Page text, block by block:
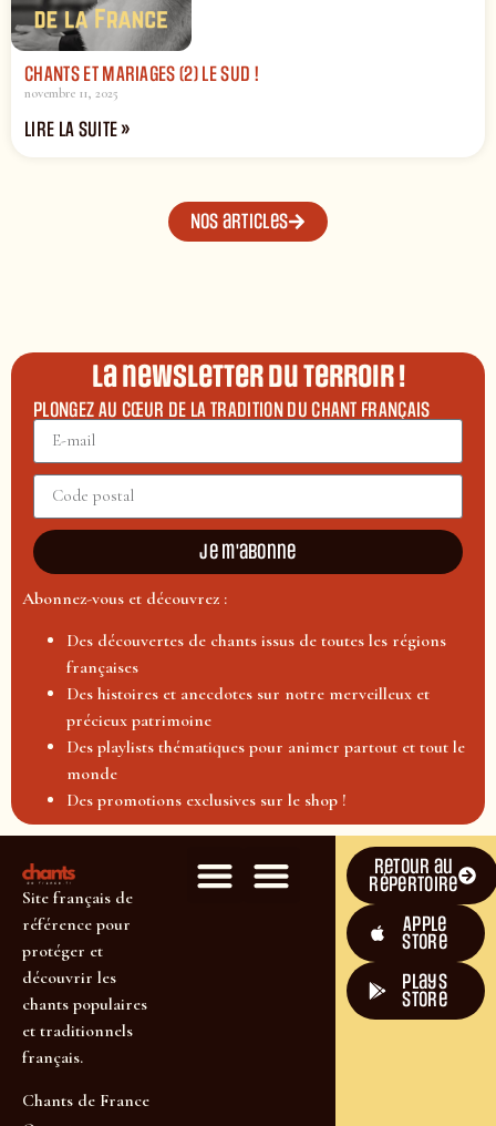
CHANTS ET MARIAGES (2) LE SUD !
novembre 11, 2025
LIRE LA SUITE »
Nos articles
La newsletter du terroir !
PLONGEZ AU CŒUR DE LA TRADITION DU CHANT FRANÇAIS
Je m'abonne
Abonnez-vous et découvrez :
Des découvertes de chants issus de toutes les régions
françaises
Des histoires et anecdotes sur notre merveilleux et
précieux patrimoine
Des playlists thématiques pour animer partout et tout le
monde
Des promotions exclusives sur le shop !
Site français de
référence pour
protéger et
découvrir les
chants populaires
et traditionnels
français.
Chants de France
Retour au
répertoire
Apple
Store
plays
store